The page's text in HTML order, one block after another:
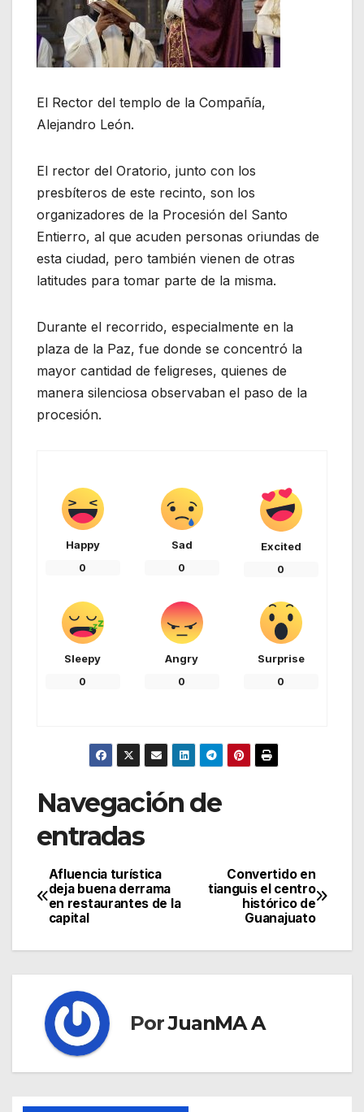
El Rector del templo de la Compañía,
Alejandro León.
El rector del Oratorio, junto con los
presbíteros de este recinto, son los
organizadores de la Procesión del Santo
Entierro, al que acuden personas oriundas de
esta ciudad, pero también vienen de otras
latitudes para tomar parte de la misma.
Durante el recorrido, especialmente en la
plaza de la Paz, fue donde se concentró la
mayor cantidad de feligreses, quienes de
manera silenciosa observaban el paso de la
procesión.
Happy
0
Sad
0
Excited
0
Sleepy
0
Angry
0
Surprise
0
Navegación de
entradas
Convertido en
tianguis el centro
histórico de
Guanajuato
Afluencia turística
deja buena derrama
en restaurantes de la
capital
PorJuanMA A